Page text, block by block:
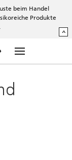
beim Handel
Produkte
^